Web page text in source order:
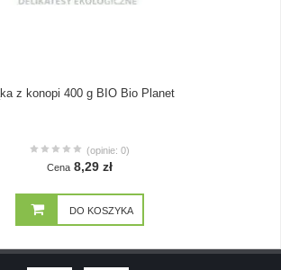
z konopi 400 g BIO Bio Planet
(opinie: 0)
Cena 8,29 zł
DO KOSZYKA